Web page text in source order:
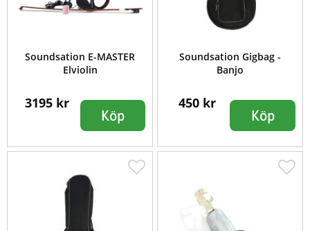
Soundsation E-MASTER
Elviolin
3195 kr
Köp
Soundsation Gigbag -
Banjo
450 kr
Köp